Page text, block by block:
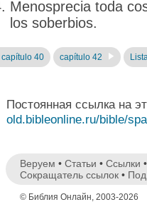
Menosprecia toda
los soberbios.
capítulo 40 capítulo 42
Постоянная ссылка на
old.bibleonline.ru/bible/
Веруем • Статьи • Ссылки
Сокращатель ссылок •
© Библия Онлайн, 2003-2026